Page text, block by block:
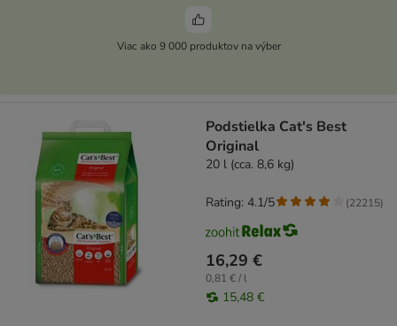
Viac ako 9 000 produktov na výber
Podstielka Cat's Best
Original
20 l (cca. 8,6 kg)
16,29 €
0,81 € / l
15,48 €
Rating: 4.1/5 (22215)